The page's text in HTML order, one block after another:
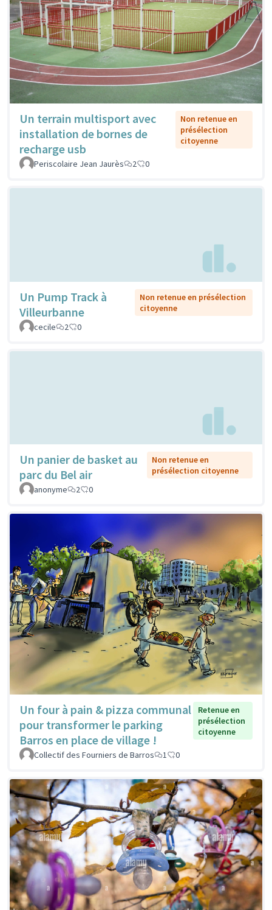
Un terrain multisport avec
installation de bornes de
recharge usb
Non retenue en
présélection
citoyenne
Periscolaire Jean Jaurès 2 0
Un Pump Track à
Villeurbanne
Non retenue en présélection
citoyenne
cecile
2 0
Un panier de basket au
parc du Bel air
Non retenue en
présélection citoyenne
anonyme
2 0
Un four à pain & pizza communal
pour transformer le parking
Barros en place de village !
Retenue en
présélection
citoyenne
Collectif des Fourniers de Barros 1 0